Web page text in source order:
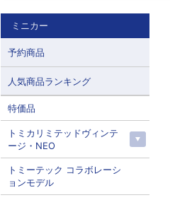
ミニカー
予約商品
人気商品ランキング
特価品
トミカリミテッドヴィンテ
ージ・NEO
トミーテック コラボレーシ
ョンモデル